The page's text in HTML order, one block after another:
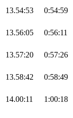
13.54:53 0:54:59
13.56:05 0:56:11
13.57:20 0:57:26
13.58:42 0:58:49
14.00:11 1:00:18